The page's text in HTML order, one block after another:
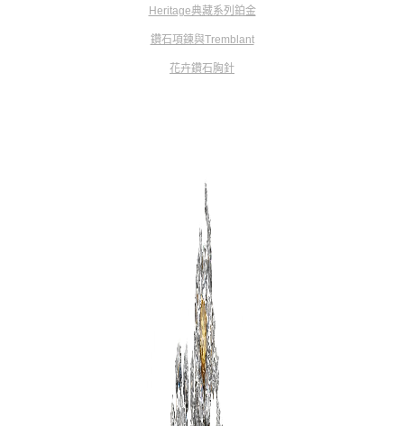
Heritage典藏系列鉑金
鑽石項鍊與Tremblant
花卉鑽石胸針